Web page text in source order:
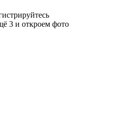
3 и откроем фото